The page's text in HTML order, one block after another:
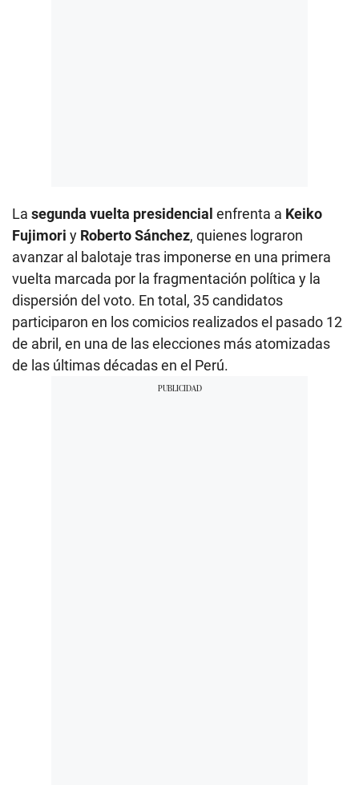
La segunda vuelta presidencial enfrenta a Keiko
Fujimori y Roberto Sánchez, quienes lograron
avanzar al balotaje tras imponerse en una primera
vuelta marcada por la fragmentación política y la
dispersión del voto. En total, 35 candidatos
participaron en los comicios realizados el pasado 12
de abril, en una de las elecciones más atomizadas
de las últimas décadas en el Perú.